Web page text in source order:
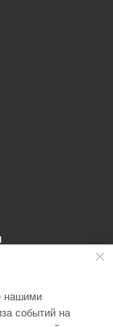
ул, д.
нашими
событий на